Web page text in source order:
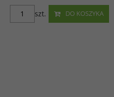
DO KOSZYKA
szt.